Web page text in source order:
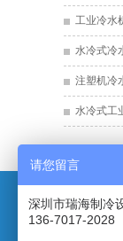
工业冷水
水冷式冷
注塑机冷
水冷式工
请您留言
深圳市瑞海制冷
136-7017-2028